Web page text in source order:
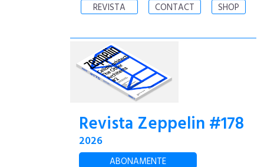
REVISTA CONTACT SHOP
Revista Zeppelin #178
2026
ABONAMENTE